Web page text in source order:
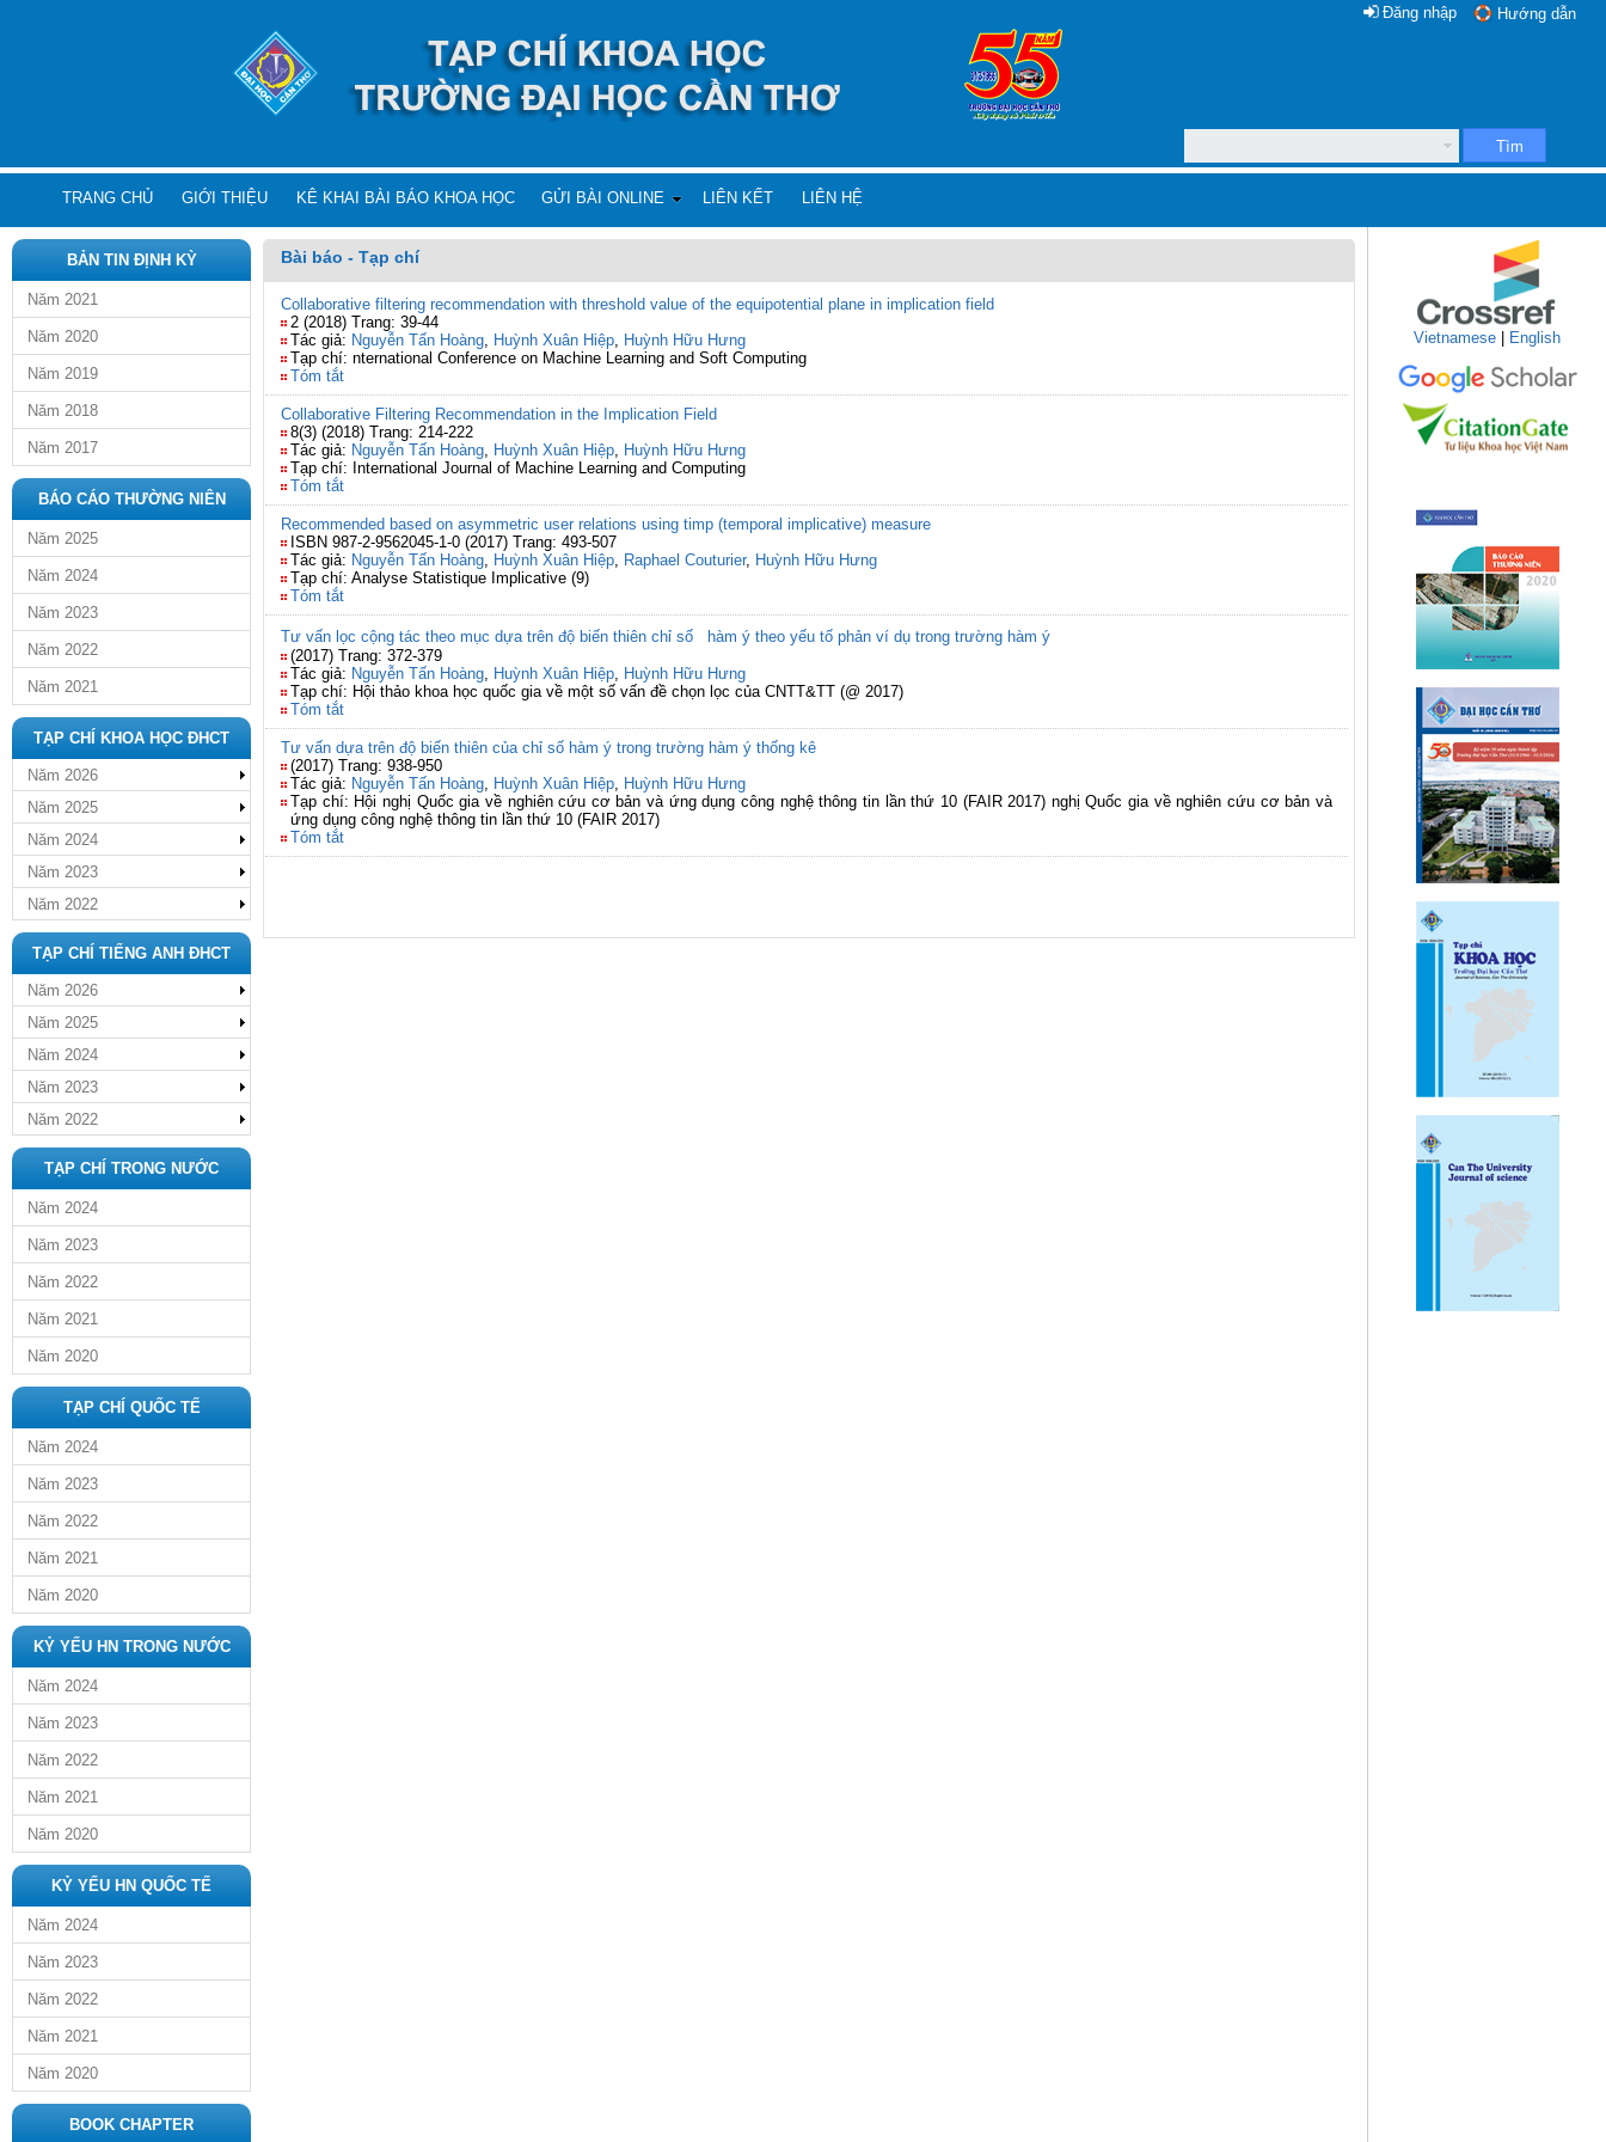
Hướng dẫn
Đăng nhập
Tìm
TRANG CHỦ GIỚI THIỆU KÊ KHAI BÀI BÁO KHOA HỌC GỬI BÀI ONLINE LIÊN KẾT LIÊN HỆ
BẢN TIN ĐỊNH KỲ
Năm 2021
Năm 2020
Năm 2019
Năm 2018
Năm 2017
BÁO CÁO THƯỜNG NIÊN
Năm 2025
Năm 2024
Năm 2023
Năm 2022
Năm 2021
TẠP CHÍ KHOA HỌC ĐHCT
Năm 2026
Năm 2025
Năm 2024
Năm 2023
Năm 2022
TẠP CHÍ TIẾNG ANH ĐHCT
Năm 2026
Năm 2025
Năm 2024
Năm 2023
Năm 2022
TẠP CHÍ TRONG NƯỚC
Năm 2024
Năm 2023
Năm 2022
Năm 2021
Năm 2020
TẠP CHÍ QUỐC TẾ
Năm 2024
Năm 2023
Năm 2022
Năm 2021
Năm 2020
KỶ YẾU HN TRONG NƯỚC
Năm 2024
Năm 2023
Năm 2022
Năm 2021
Năm 2020
KỶ YẾU HN QUỐC TẾ
Năm 2024
Năm 2023
Năm 2022
Năm 2021
Năm 2020
BOOK CHAPTER
Bài báo - Tạp chí
Collaborative filtering recommendation with threshold value of the equipotential plane in implication field
2 (2018) Trang: 39-44
Tác giả: Nguyễn Tấn Hoàng, Huỳnh Xuân Hiệp, Huỳnh Hữu Hưng
Tạp chí: nternational Conference on Machine Learning and Soft Computing
Tóm tắt
Collaborative Filtering Recommendation in the Implication Field
8(3) (2018) Trang: 214-222
Tác giả: Nguyễn Tấn Hoàng, Huỳnh Xuân Hiệp, Huỳnh Hữu Hưng
Tạp chí: International Journal of Machine Learning and Computing
Tóm tắt
Recommended based on asymmetric user relations using timp (temporal implicative) measure
ISBN 987-2-9562045-1-0 (2017) Trang: 493-507
Tác giả: Nguyễn Tấn Hoàng, Huỳnh Xuân Hiệp, Raphael Couturier, Huỳnh Hữu Hưng
Tạp chí: Analyse Statistique Implicative (9)
Tóm tắt
Tư vấn lọc cộng tác theo mục dựa trên độ biến thiên chỉ số hàm ý theo yếu tố phản ví dụ trong trường hàm ý
(2017) Trang: 372-379
Tác giả: Nguyễn Tấn Hoàng, Huỳnh Xuân Hiệp, Huỳnh Hữu Hưng
Tạp chí: Hội thảo khoa học quốc gia về một số vấn đề chọn lọc của CNTT&TT (@ 2017)
Tóm tắt
Tư vấn dựa trên độ biến thiên của chỉ số hàm ý trong trường hàm ý thống kê
(2017) Trang: 938-950
Tác giả: Nguyễn Tấn Hoàng, Huỳnh Xuân Hiệp, Huỳnh Hữu Hưng
Tạp chí: Hội nghị Quốc gia về nghiên cứu cơ bản và ứng dụng công nghệ thông tin lần thứ 10 (FAIR 2017) nghị Quốc gia về nghiên cứu cơ bản và
ứng dụng công nghệ thông tin lần thứ 10 (FAIR 2017)
Tóm tắt
Vietnamese English